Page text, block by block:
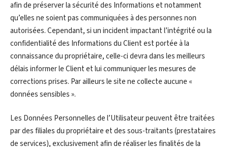
afin de préserver la sécurité des Informations et notamment
qu’elles ne soient pas communiquées à des personnes non
autorisées. Cependant, si un incident impactant l’intégrité ou la
confidentialité des Informations du Client est portée à la
connaissance du propriétaire, celle-ci devra dans les meilleurs
délais informer le Client et lui communiquer les mesures de
corrections prises. Par ailleurs le site ne collecte aucune «
données sensibles ».
Les Données Personnelles de l’Utilisateur peuvent être traitées
par des filiales du propriétaire et des sous-traitants (prestataires
de services), exclusivement afin de réaliser les finalités de la